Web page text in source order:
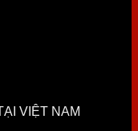
VIỆT NAM